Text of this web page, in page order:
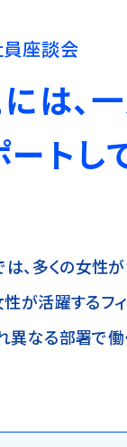
員座談会
には、一
ー トし
、多くの女性
性が活躍するフ
異なる部署で働